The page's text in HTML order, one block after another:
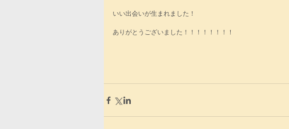
いい出会いが生まれました！
ありがとうございました！！！！！！！！